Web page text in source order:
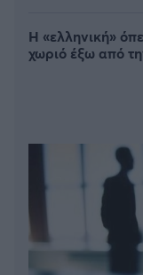
Η «ελληνική»
χωριό έξω από